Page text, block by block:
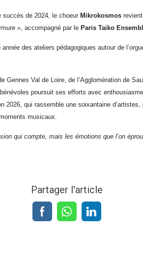
succès de 2024, le choeur Mikrokosmos
», accompagné par le Paris Taiko
des ateliers pédagogiques autour de
Gennes Val de Loire, de l’Agglomération de
poursuit ses efforts avec
2026, qui rassemble une soixantaine
musicaux.
qui compte, mais les émotions que l’on
Partager l'article